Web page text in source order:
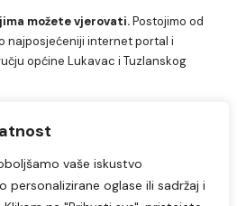
vaše iskustvo
personalizirane oglase ili sadržaj i
možete vjerovati.Postojimo od
najposjećeniji internet portal i
općine Lukavac i Tuzlanskog
Crna hronika
Sport
Slobodno vrijeme